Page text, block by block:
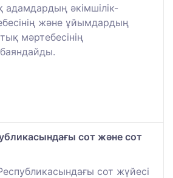
әкімшілік-
және ұйымдардың
мәртебесінің
сот және сот
сот жүйесі